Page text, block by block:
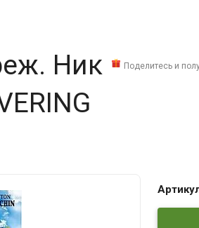
Поделитесь и
Ник